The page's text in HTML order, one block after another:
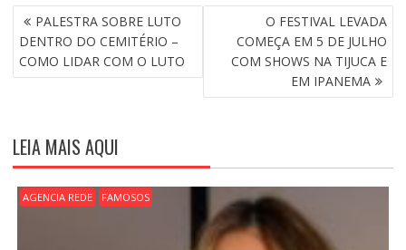
N
A
V
E
Ç
Ã
O
D
PALESTRA SOBRE LUTO
DENTRO DO CEMITÉRIO –
COMO LIDAR COM O LUTO
O FESTIVAL LEVADA
COMEÇA EM 5 DE JULHO
COM SHOWS NA TIJUCA E
EM IPANEMA
LEIA MAIS AQUI
AGENCIA REDE FAMOSOS